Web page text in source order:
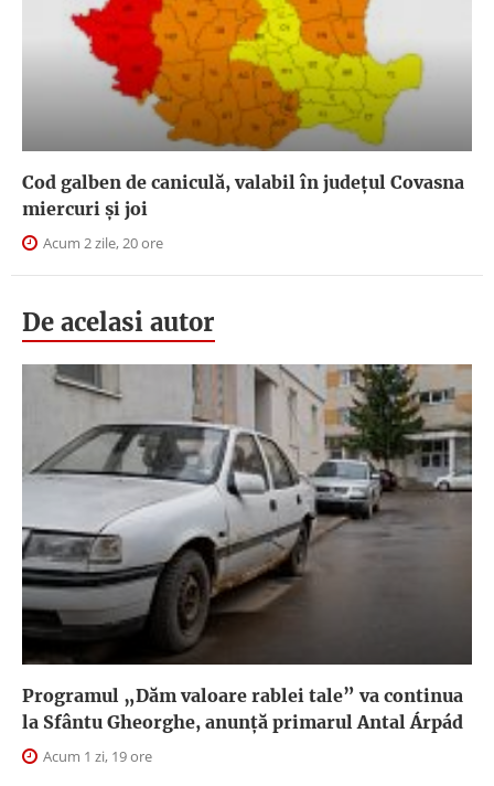
Cod galben de caniculă, valabil în judeţul Covasna
miercuri și joi
Acum 2 zile, 20 ore
De acelasi autor
Programul „Dăm valoare rablei tale” va continua
la Sfântu Gheorghe, anunţă primarul Antal Árpád
Acum 1 zi, 19 ore